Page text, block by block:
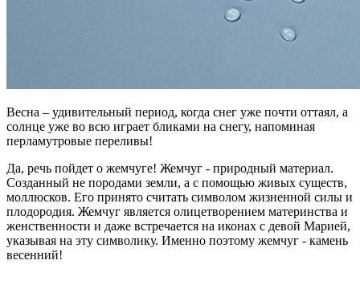
Весна – удивительный период, когда снег уже почти оттаял, а
солнце уже во всю играет бликами на снегу, напоминая
перламутровые переливы!
Да, речь пойдет о жемчуге! Жемчуг - природный материал.
Созданный не породами земли, а с помощью живых существ,
моллюсков. Его принято считать символом жизненной силы и
плодородия. Жемчуг является олицетворением материнства и
женственности и даже встречается на иконах с девой Марией,
указывая на эту символику. Именно поэтому жемчуг - камень
весенний!